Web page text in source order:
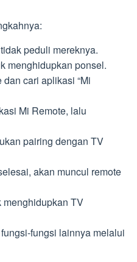
peduli mereknya.
menghidupkan ponsel.
cari aplikasi “Mi
Mi Remote, lalu
pairing dengan TV
akan muncul remote
menghidupkan TV
fungsi lainnya melalui